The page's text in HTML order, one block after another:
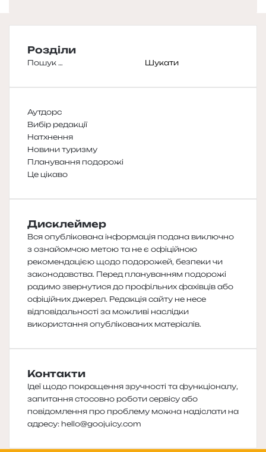
Розділи
Пошук:
Аутдорс
Вибір редакції
Натхнення
Новини туризму
Планування подорожі
Це цікаво
Дисклеймер
Вся опублікована інформація подана виключно
з ознайомчою метою та не є офіційною
рекомендацією щодо подорожей, безпеки чи
законодавства. Перед плануванням подорожі
радимо звернутися до профільних фахівців або
офіційних джерел. Редакція сайту не несе
відповідальності за можливі наслідки
використання опублікованих матеріалів.
Контакти
Ідеї щодо покращення зручності та функціоналу,
запитання стосовно роботи сервісу або
повідомлення про проблему можна надіслати на
адресу: hello@goojuicy.com